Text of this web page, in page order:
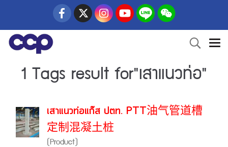
1 Tags result for"เสาแนวท่อ"
เสาแนวท่อแก๊ส ปตท. PTT油气管道槽
定制混凝土桩
(Product)